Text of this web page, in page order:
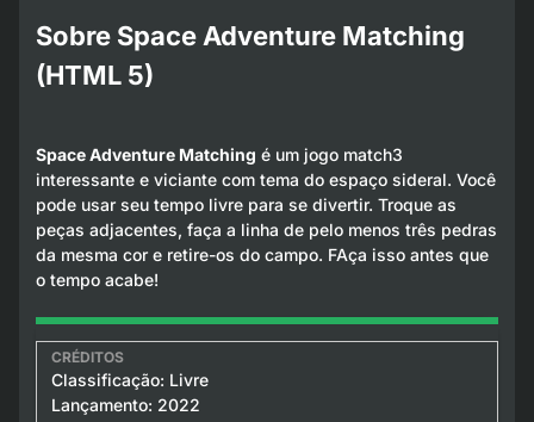
Sobre Space Adventure Matching
(HTML 5)
Space Adventure Matching é um jogo match3
interessante e viciante com tema do espaço sideral. Você
pode usar seu tempo livre para se divertir. Troque as
peças adjacentes, faça a linha de pelo menos três pedras
da mesma cor e retire-os do campo. FAça isso antes que
o tempo acabe!
Classificação: Livre
Lançamento: 2022